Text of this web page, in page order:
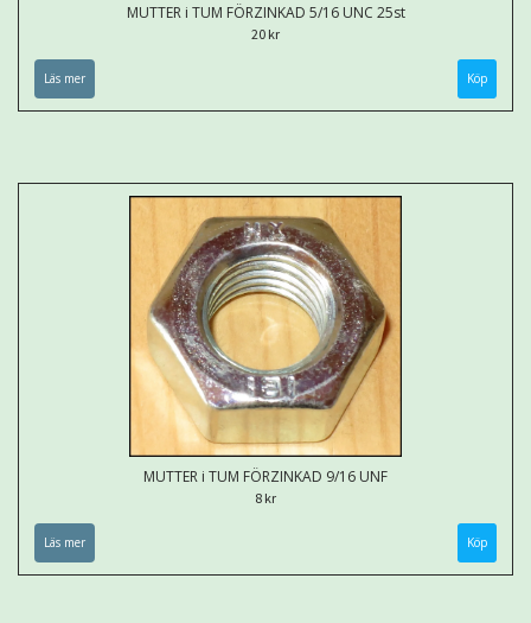
MUTTER i TUM FÖRZINKAD 5/16 UNC 25st
20 kr
Läs mer
MUTTER i TUM FÖRZINKAD 9/16 UNF
8 kr
Läs mer